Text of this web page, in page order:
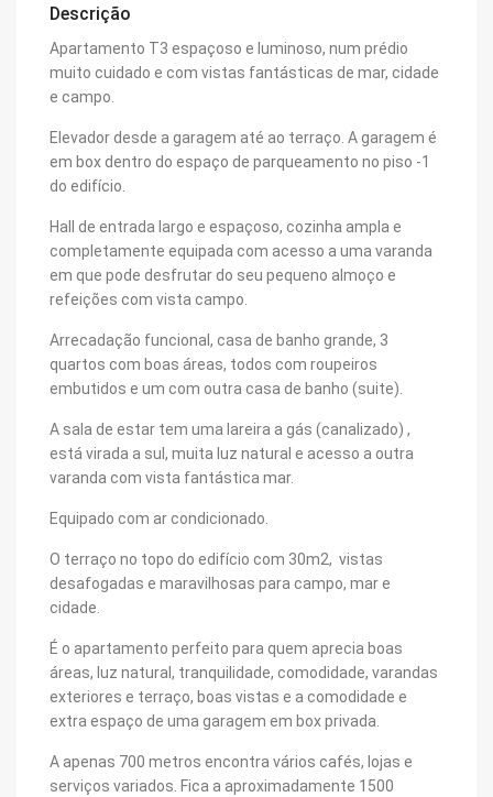
Descrição
Apartamento T3 espaçoso e luminoso, num prédio
muito cuidado e com vistas fantásticas de mar, cidade
e campo.
Elevador desde a garagem até ao terraço. A garagem é
em box dentro do espaço de parqueamento no piso -1
do edifício.
Hall de entrada largo e espaçoso, cozinha ampla e
completamente equipada com acesso a uma varanda
em que pode desfrutar do seu pequeno almoço e
refeições com vista campo.
Arrecadação funcional, casa de banho grande, 3
quartos com boas áreas, todos com roupeiros
embutidos e um com outra casa de banho (suite).
A sala de estar tem uma lareira a gás (canalizado) ,
está virada a sul, muita luz natural e acesso a outra
varanda com vista fantástica mar.
Equipado com ar condicionado.
O terraço no topo do edifício com 30m2, vistas
desafogadas e maravilhosas para campo, mar e
cidade.
É o apartamento perfeito para quem aprecia boas
áreas, luz natural, tranquilidade, comodidade, varandas
exteriores e terraço, boas vistas e a comodidade e
extra espaço de uma garagem em box privada.
A apenas 700 metros encontra vários cafés, lojas e
serviços variados. Fica a aproximadamente 1500